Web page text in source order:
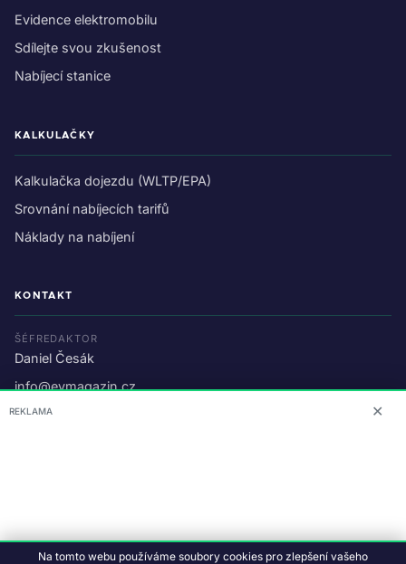
Evidence elektromobilu
Sdílejte svou zkušenost
Nabíjecí stanice
KALKULAČKY
Kalkulačka dojezdu (WLTP/EPA)
Srovnání nabíjecích tarifů
Náklady na nabíjení
KONTAKT
ŠÉFREDAKTOR
Daniel Česák
info@evmagazin.cz
O nás
© 2026 EV Magazin.Podmínky a ochrana dat.
REKLAMA ✕
Na tomto webu používáme soubory cookies pro zlepšení vašeho